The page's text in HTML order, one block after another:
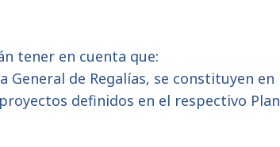
tener en cuenta que:
de Regalías, se constituyen en
definidos en el respectivo Plan